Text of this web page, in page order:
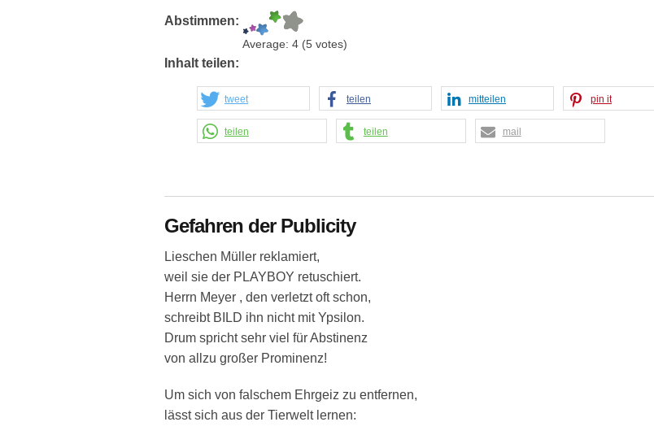
Abstimmen:
Average: 4 (5 votes)
Inhalt teilen:
tweet teilen mitteilen pin it
teilen teilen mail
Gefahren der Publicity
Lieschen Müller reklamiert,
weil sie der PLAYBOY retuschiert.
Herrn Meyer , den verletzt oft schon,
schreibt BILD ihn nicht mit Ypsilon.
Drum spricht sehr viel für Abstinenz
von allzu großer Prominenz!
Um sich von falschem Ehrgeiz zu entfernen,
lässt sich aus der Tierwelt lernen: